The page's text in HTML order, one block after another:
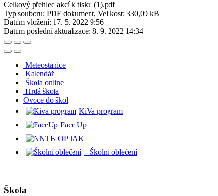
Celkový přehled akcí k tisku (1).pdf
Typ souboru: PDF dokument, Velikost: 330,09 kB
Datum vložení: 17. 5. 2022 9:56
Datum poslední aktualizace: 8. 9. 2022 14:34
Meteostanice
Kalendář
Škola online
Hrdá škola
Ovoce do škol
KiVa program
Face Up
OP JAK
Školní oblečení
Škola